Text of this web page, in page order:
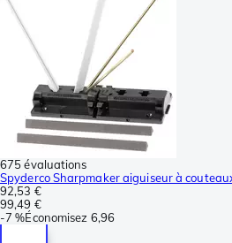
675 évaluations
Spyderco Sharpmaker aiguiseur à
92,53 €
99,49 €
-7 %Économisez 6,96